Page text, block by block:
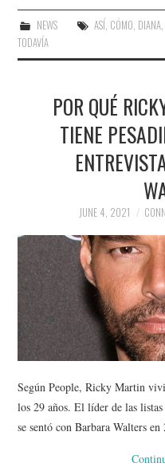
NEWS ASÍ, CÓMO, DIANA,
TODAVÍA
POR QUÉ
TIENE
JUNE 4, 2021
Según People, Ricky Martin
los 29 años. El líder de las
se sentó con Barbara Walters